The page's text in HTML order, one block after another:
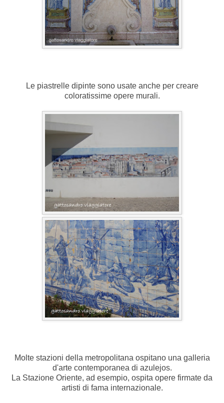
Le piastrelle dipinte sono usate anche per creare
coloratissime opere murali.
Molte stazioni della metropolitana ospitano una galleria
d'arte contemporanea di azulejos.
La Stazione Oriente, ad esempio, ospita opere firmate da
artisti di fama internazionale.